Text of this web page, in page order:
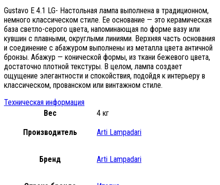
Gustavo E 4.1 LG- Настольная лампа выполнена в традиционном,
немного классическом стиле. Ее основание — это керамическая
база светло-серого цвета, напоминающая по форме вазу или
кувшин с плавными, округлыми линиями. Верхняя часть основания
и соединение с абажуром выполнены из металла цвета античной
бронзы. Абажур — конической формы, из ткани бежевого цвета,
достаточно плотной текстуры. В целом, лампа создает
ощущение элегантности и спокойствия, подойдя к интерьеру в
классическом, прованском или винтажном стиле.
Техническая информация
Вес
4 кг
Производитель Arti Lampadari
Бренд Arti Lampadari